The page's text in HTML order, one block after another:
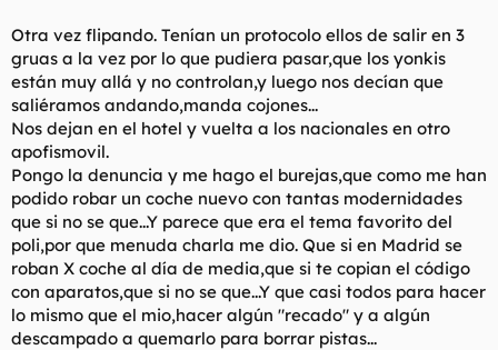
Otra vez flipando. Tenían un protocolo ellos de salir en 3
gruas a la vez por lo que pudiera pasar,que los yonkis
están muy allá y no controlan,y luego nos decían que
saliéramos andando,manda cojones...
Nos dejan en el hotel y vuelta a los nacionales en otro
apofismovil.
Pongo la denuncia y me hago el burejas,que como me han
podido robar un coche nuevo con tantas modernidades
que si no se que...Y parece que era el tema favorito del
poli,por que menuda charla me dio. Que si en Madrid se
roban X coche al día de media,que si te copian el código
con aparatos,que si no se que...Y que casi todos para hacer
lo mismo que el mio,hacer algún "recado" y a algún
descampado a quemarlo para borrar pistas...